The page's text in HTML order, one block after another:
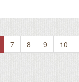
7 8 9 10